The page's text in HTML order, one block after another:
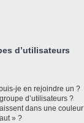
d’utilisateurs
je en rejoindre un ?
d’utilisateurs ?
dans une
» ?